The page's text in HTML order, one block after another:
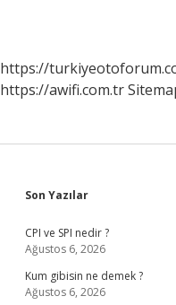
https://
https://awifi.com.tr
Sidebar
Son Yazılar
CPI ve SPI nedir ?
Ağustos 6, 2026
Kum gibisin ne demek ?
Ağustos 6, 2026